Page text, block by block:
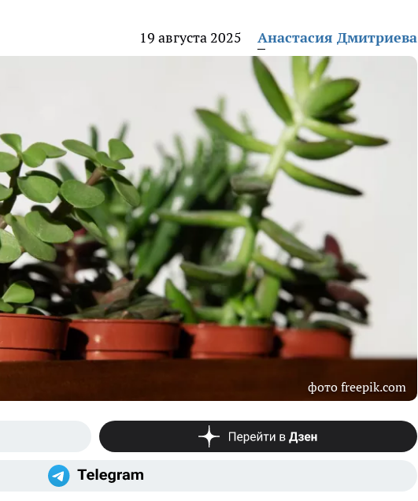
19 августа 2025 Анастасия Дмитриева
фото freepik.com